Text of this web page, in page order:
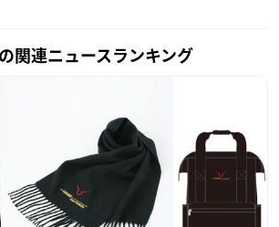
関連ニュースランキング